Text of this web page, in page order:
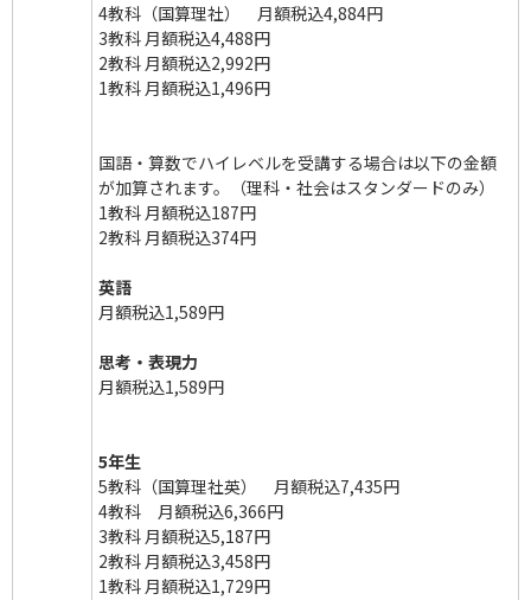
4教科（国算理社） 月額税込4,884円
3教科 月額税込4,488円
2教科 月額税込2,992円
1教科 月額税込1,496円
国語・算数でハイレベルを受講する場合は以下の金額
が加算されます。（理科・社会はスタンダードのみ）
1教科 月額税込187円
2教科 月額税込374円
英語
月額税込1,589円
思考・表現力
月額税込1,589円
5年生
5教科（国算理社英） 月額税込7,435円
4教科 月額税込6,366円
3教科 月額税込5,187円
2教科 月額税込3,458円
1教科 月額税込1,729円